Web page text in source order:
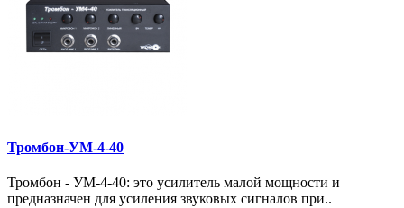
Тромбон-УМ-4-40
Тромбон - УМ-4-40: это усилитель малой мощности и
предназначен для усиления звуковых сигналов при..